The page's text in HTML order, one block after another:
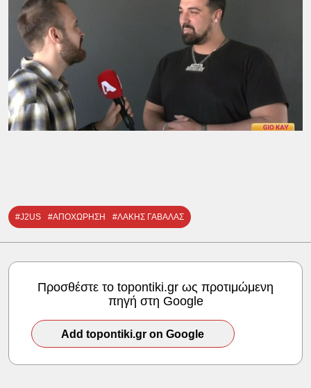
#J2US #ΑΠΟΧΩΡΗΣΗ #ΛΑΚΗΣ ΓΑΒΑΛΑΣ
Προσθέστε το topontiki.gr ως προτιμώμενη
πηγή στη Google
Add topontiki.gr on Google